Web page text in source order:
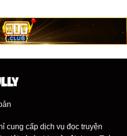
cung cấp dịch vụ đọc truyện